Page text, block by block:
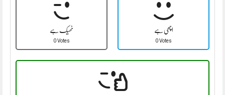
ٹھیک ہے
0 Votes
اچھی ہے
0 Votes